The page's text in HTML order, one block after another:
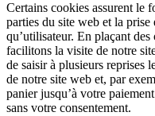
Certains cookies assurent le
parties du site web et la prise
qu’utilisateur. En plaçant
facilitons la visite de notre
de saisir à plusieurs reprises
de notre site web et, par
panier jusqu’à votre
sans votre consentement.